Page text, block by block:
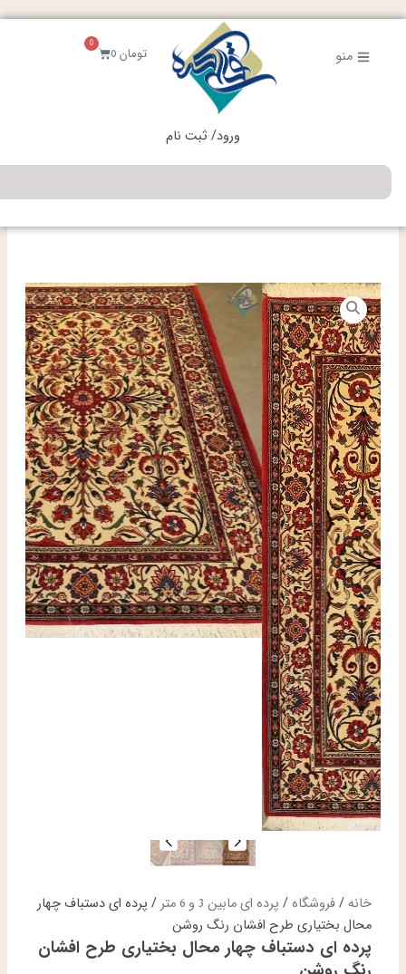
رفتن
منو تومان0
0
سبد
خرید
ورود/ ثبت نام
جستجو
خانه /فروشگاه/ پرده ای مابین 3 و 6 متر
/ پرده ای دستباف چهار
محال بختیاری طرح افشان رنگ روشن
پرده ای دستباف چهار محال بختیاری طرح افشان